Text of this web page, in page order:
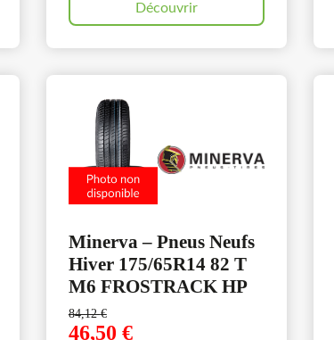
Découvrir
Minerva – Pneus Neufs
Hiver 175/65R14 82 T
M6 FROSTRACK HP
84,12€
46,50 €